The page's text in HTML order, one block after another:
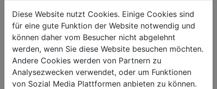
Verpackungsbreite in mm
150
Verpackungslänge in mm
150
Allgemeine Daten
EAN Code
9120039903040
Diese Website nutzt Cookies. Einige Cookies sind
für eine gute Funktion der Website notwendig und
können daher vom Besucher nicht abgelehnt
werden, wenn Sie diese Website besuchen möchten.
Andere Cookies werden von Partnern zu
Analysezwecken verwendet, oder um Funktionen
von Sozial Media Plattformen anbieten zu können.